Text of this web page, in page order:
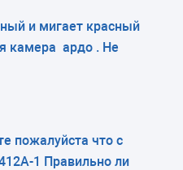
и мигает красный
камера ардо . Не
пожалуйста что с
1 Правильно ли